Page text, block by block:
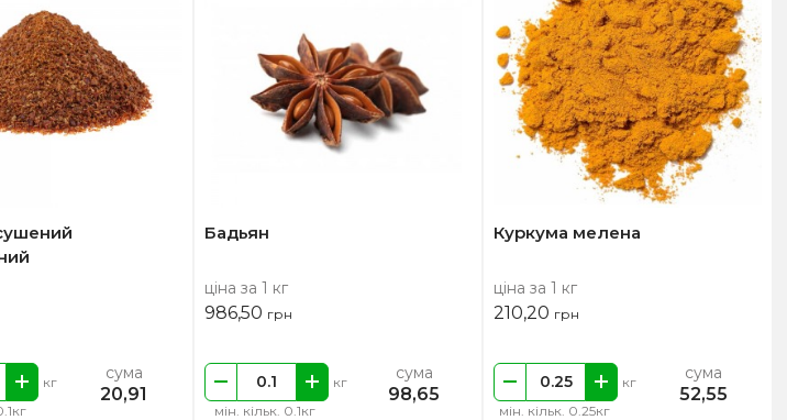
кг сума
20,91
Бадьян
ціна за 1 кг
986,50 грн
мін. кільк. 0.1кг
кг сума
98,65
Куркума мелена
ціна за 1 кг
210,20 грн
мін. кільк. 0.25кг
кг сума
52,55